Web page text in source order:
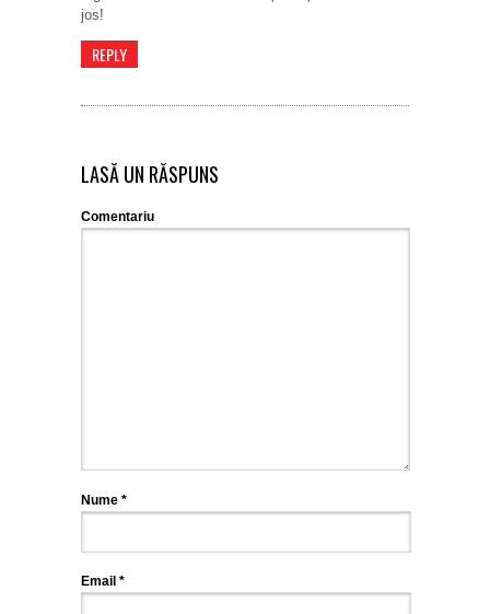
jos!
REPLY
LASĂ UN RĂSPUNS
Comentariu
Nume *
Email *